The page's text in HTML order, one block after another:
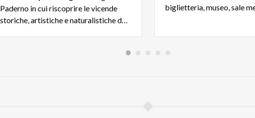
Paderno in cui riscoprire le vicende
storiche, artistiche e naturalistiche del territorio